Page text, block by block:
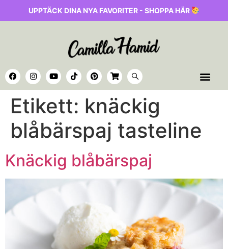
UPPTÄCK DINA NYA FAVORITER - SHOPPA HÄR
Etikett: knäckig
blåbärspaj tasteline
Knäckig blåbärspaj